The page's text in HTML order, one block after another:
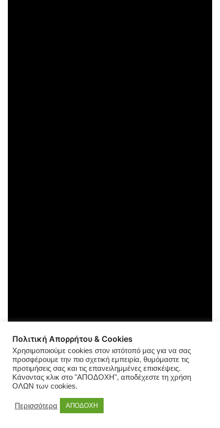
Πολιτική Απορρήτου & Cookies
Χρησιμοποιούμε cookies στον ιστότοπό μας για να σας
προσφέρουμε την πιο σχετική εμπειρία, θυμόμαστε τις
προτιμήσεις σας και τις επανειλημμένες επισκέψεις.
Κάνοντας κλικ στο "ΑΠΟΔΟΧΗ", αποδέχεστε τη χρήση
ΟΛΩΝ των cookies.
Περισσότερα ΑΠΟΔΟΧΗ